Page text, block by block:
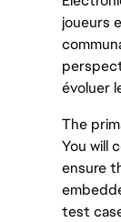
joueurs
évoluer
The
You will
ensure
test